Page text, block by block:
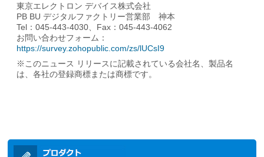
東京エレクトロン デバイス株式会社
PB BU デジタルファクトリー営業部 神本
Tel：045-443-4030、Fax：045-443-4062
お問い合わせフォーム：
https://survey.zohopublic.com/zs/lUCsI9
※このニュース リリースに記載されている会社名、製品名
は、各社の登録商標または商標です。